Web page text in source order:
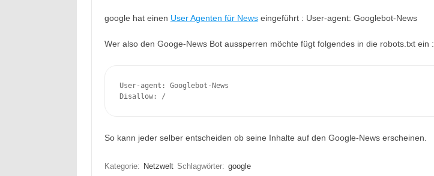
google hat einen User Agenten für Newseingeführt : User-agent: Googlebot-News
Wer also den Googe-News Bot aussperren möchte fügt folgendes in die robots.txt ein :
User-agent: Googlebot-News
Disallow: /
So kann jeder selber entscheiden ob seine Inhalte auf den Google-News erscheinen.
Kategorie: Netzwelt Schlagwörter: google